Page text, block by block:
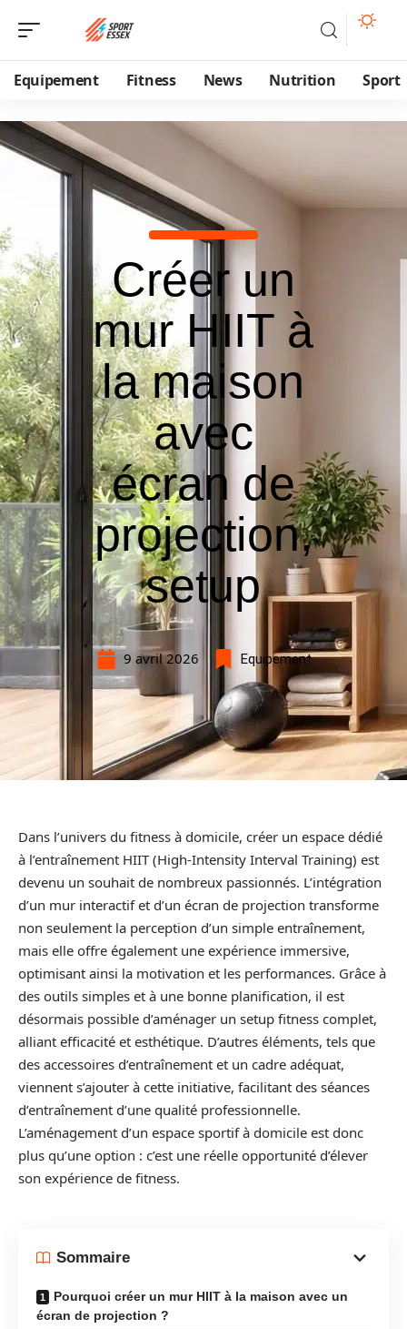
Equipement Fitness News Nutrition Sport
Créer un
mur HIIT à
la maison
avec
écran de
projection,
setup
9 avril 2026 Equipement
Dans l’univers du fitness à domicile, créer un espace dédié
à l’entraînement HIIT (High-Intensity Interval Training) est
devenu un souhait de nombreux passionnés. L’intégration
d’un mur interactif et d’un écran de projection transforme
non seulement la perception d’un simple entraînement,
mais elle offre également une expérience immersive,
optimisant ainsi la motivation et les performances. Grâce à
des outils simples et à une bonne planification, il est
désormais possible d’aménager un setup fitness complet,
alliant efficacité et esthétique. D’autres éléments, tels que
des accessoires d’entraînement et un cadre adéquat,
viennent s’ajouter à cette initiative, facilitant des séances
d’entraînement d’une qualité professionnelle.
L’aménagement d’un espace sportif à domicile est donc
plus qu’une option : c’est une réelle opportunité d’élever
son expérience de fitness.
Sommaire
Pourquoi créer un mur HIIT à la maison avec un
écran de projection ?